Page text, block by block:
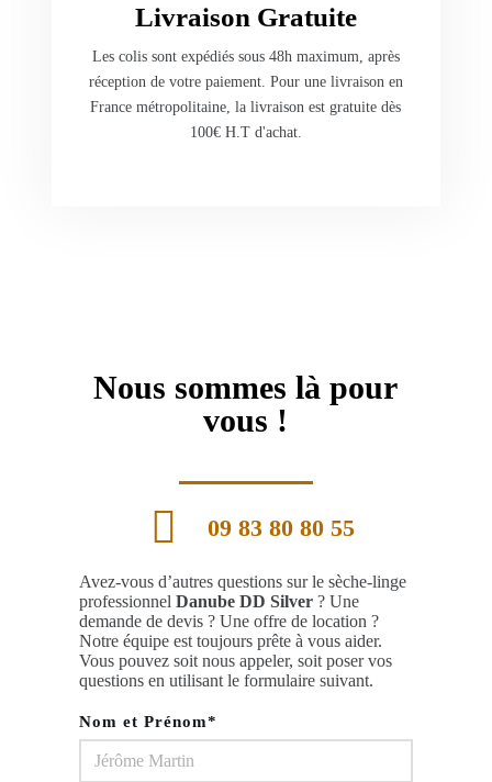
Livraison Gratuite
Les colis sont expédiés sous 48h maximum, après
réception de votre paiement. Pour une livraison en
France métropolitaine, la livraison est gratuite dès
100€ H.T d'achat.
Nous sommes là pour
vous !
09 83 80 80 55
Avez-vous d’autres questions sur le sèche-linge
professionnel Danube DD Silver? Une
demande de devis ? Une offre de location ?
Notre équipe est toujours prête à vous aider.
Vous pouvez soit nous appeler, soit poser vos
questions en utilisant le formulaire suivant.
Nom et Prénom*